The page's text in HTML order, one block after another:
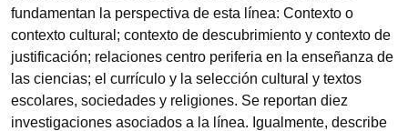
fundamentan la perspectiva de esta línea: Contexto o
contexto cultural; contexto de descubrimiento y contexto de
justificación; relaciones centro periferia en la enseñanza de
las ciencias; el currículo y la selección cultural y textos
escolares, sociedades y religiones. Se reportan diez
investigaciones asociados a la línea. Igualmente, describe